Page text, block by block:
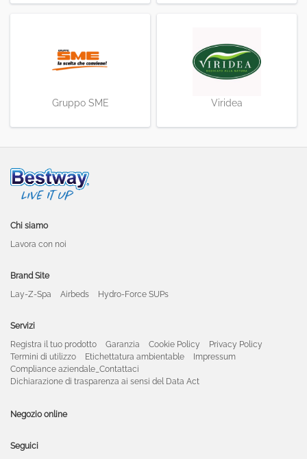
Gruppo SME Viridea
Chi siamo
Lavora con noi
Brand Site
Lay-Z-Spa
Airbeds Hydro-Force SUPs
Servizi
Registra il tuo prodotto
Garanzia Cookie Policy
Privacy Policy
Termini di utilizzo
Etichettatura ambientable
Impressum
Compliance aziendale_Contattaci
Dichiarazione di trasparenza ai sensi del Data Act
Negozio online
Seguici